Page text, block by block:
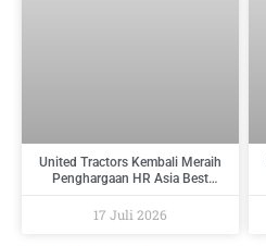
United Tractors Kembali Meraih
Penghargaan HR Asia Best
2026
17 Juli 2026